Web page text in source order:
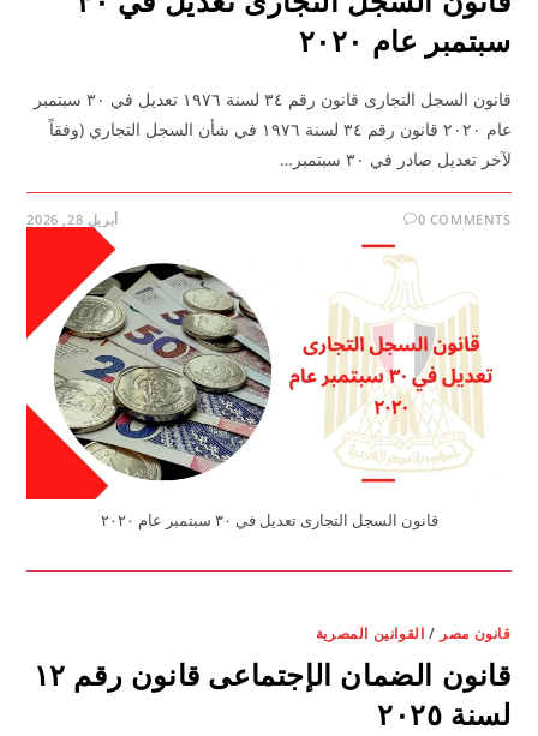
سبتمبر عام ٢٠٢٠
قانون السجل التجارى قانون رقم ٣٤ لسنة ١٩٧٦ تعديل في ٣٠ سبتمبر
عام ٢٠٢٠ قانون رقم ٣٤ لسنة ١٩٧٦ في شأن السجل التجاري (وفقاً
لآخر تعديل صادر في ٣٠ سبتمبر…
0 COMMENTS أبريل 28, 2026
قانون السجل التجارى تعديل في ٣٠ سبتمبر عام ٢٠٢٠
قانون مصر / القوانين المصرية
قانون الضمان الإجتماعى قانون رقم ١٢
لسنة ٢٠٢٥